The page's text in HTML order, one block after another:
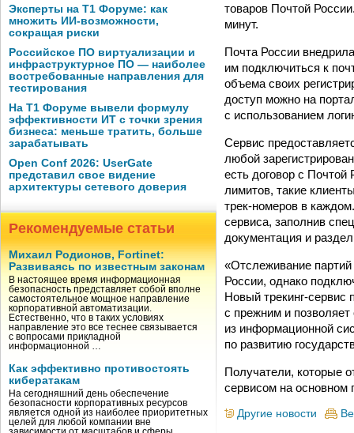
Эксперты на Т1 Форуме: как
множить ИИ-возможности,
сокращая риски
Российское ПО виртуализации и
инфраструктурное ПО — наиболее
востребованные направления для
тестирования
На Т1 Форуме вывели формулу
эффективности ИТ с точки зрения
бизнеса: меньше тратить, больше
зарабатывать
Open Conf 2026: UserGate
представил свое видение
архитектуры сетевого доверия
Рекомендуемые статьи
Михаил Родионов, Fortinet:
Развиваясь по известным законам
В настоящее время информационная
безопасность представляет собой вполне
самостоятельное мощное направление
корпоративной автоматизации.
Естественно, что в таких условиях
направление это все теснее связывается
с вопросами прикладной
информационной …
Как эффективно противостоять
кибератакам
На сегодняшний день обеспечение
безопасности корпоративных ресурсов
является одной из наиболее приоритетных
целей для любой компании вне
товаров Почтой
минут.
Почта России
им подключиться к
объема своих
доступ можно на
с использованием
Сервис
любой
есть договор с Почтой
лимитов, такие
трек-номеров в
сервиса, заполнив
документация и
«Отслеживание
России, однако
Новый трекинг-сервис
с прежним и
из информационной
по развитию
Получатели, которые
сервисом на основном
Другие новости